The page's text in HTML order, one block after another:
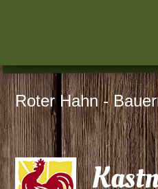
Roter Hahn -